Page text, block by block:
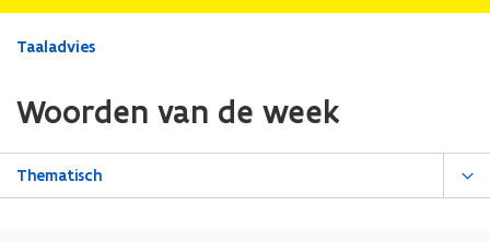
Gedaan
zich
op:
Woorden
Taaladvies
Woorden van de week
Thematisch